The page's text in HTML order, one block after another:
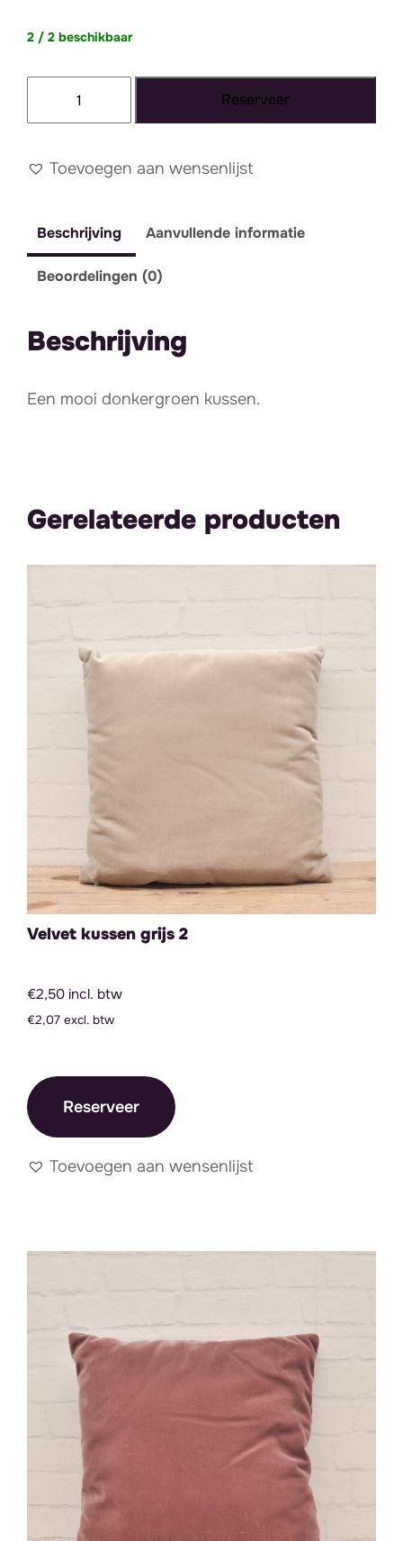
2 / 2 beschikbaar
aantal
Reserveer
Toevoegen aan wensenlijst
Beschrijving Aanvullende informatie
Beoordelingen (0)
Beschrijving
Een mooi donkergroen kussen.
Gerelateerde producten
Velvet kussen grijs 2
€2,50 incl. btw
€2,07 excl. btw
Reserveer
Toevoegen aan wensenlijst